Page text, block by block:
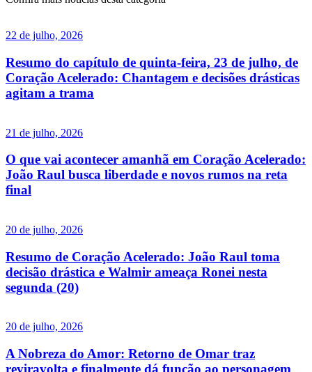
22 de julho, 2026
Resumo do capítulo de quinta-feira, 23 de julho, de
Coração Acelerado: Chantagem e decisões drásticas
agitam a trama
21 de julho, 2026
O que vai acontecer amanhã em Coração Acelerado:
João Raul busca liberdade e novos rumos na reta
final
20 de julho, 2026
Resumo de Coração Acelerado: João Raul toma
decisão drástica e Walmir ameaça Ronei nesta
segunda (20)
20 de julho, 2026
A Nobreza do Amor: Retorno de Omar traz
reviravolta e finalmente dá função ao personagem